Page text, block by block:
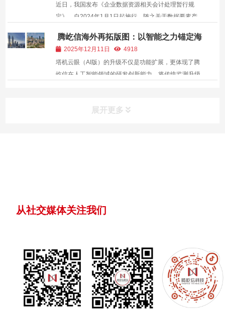
告，...
近日，我国发布《企业数据资源相关会计处理暂行规
定》，自2024年1月1日起施行。随之关于数据要素产
政策，使我国跨入数字化时代迈出实质性一步。 随
着“数据资产”入表今年正式施行，后续数据定价、交易
流通...
腾屹信海外再拓版图：以智能之力锚定海
外智建新高度
2025年12月11日
4918
塔机云眼（AI版）的升级不仅是功能扩展，更体现了腾
屹信在人工智能领域的研发创新能力。将传统监测升级
展开更多
从社交媒体关注我们